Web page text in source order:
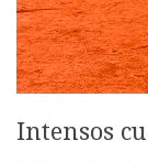
Intensos